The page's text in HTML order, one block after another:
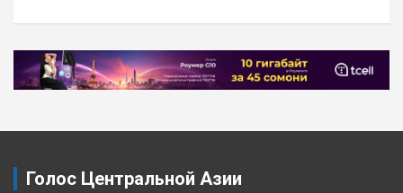
Навигация
по
Голос Центральной Азии